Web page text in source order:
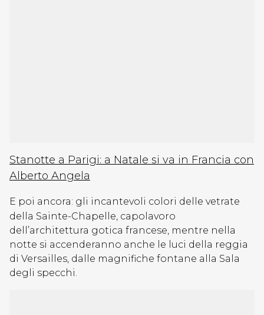
Stanotte a Parigi: a Natale si va in Francia con
Alberto Angela
E poi ancora: gli incantevoli colori delle vetrate
della Sainte-Chapelle, capolavoro
dell’architettura gotica francese, mentre nella
notte si accenderanno anche le luci della reggia
di Versailles, dalle magnifiche fontane alla Sala
degli specchi.